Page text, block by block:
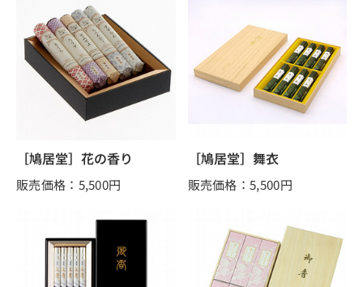
［鳩居堂］花の香り
販売価格：5,500円
［鳩居堂］舞衣
販売価格：5,500円